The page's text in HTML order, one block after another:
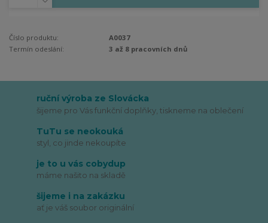
Číslo produktu:
A0037
Termín odeslání:
3 až 8 pracovních dnů
ruční výroba ze Slovácka
šijeme pro Vás funkční doplňky, tiskneme na oblečení
TuTu se neokouká
styl, co jinde nekoupíte
je to u vás cobydup
máme našito na skladě
šijeme i na zakázku
ať je váš soubor originální